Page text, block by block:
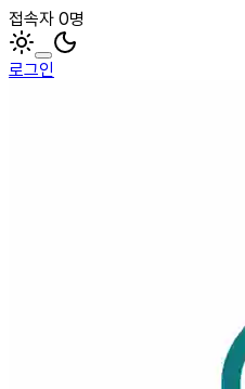
접속자 0명
로그인